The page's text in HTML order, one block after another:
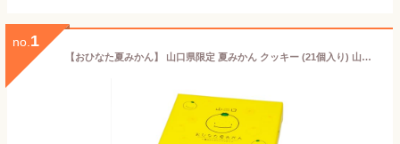
no. 1
【おひなた夏みかん】 山口県限定 夏みかん クッキー (21個入り) 山口県 萩の夏みかん タルトクッキー ギフト 個包装 お菓子 お土産 手土産 贈り物 お歳暮 お中元